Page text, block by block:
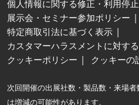
個人情報に関する修正・利用停
展示会・セミナー参加ポリシー
特定商取引法に基づく表示
カスタマーハラスメントに対す
クッキーポリシー
クッキーの
次回開催の出展社数・製品数・来場
は増減の可能性があります。